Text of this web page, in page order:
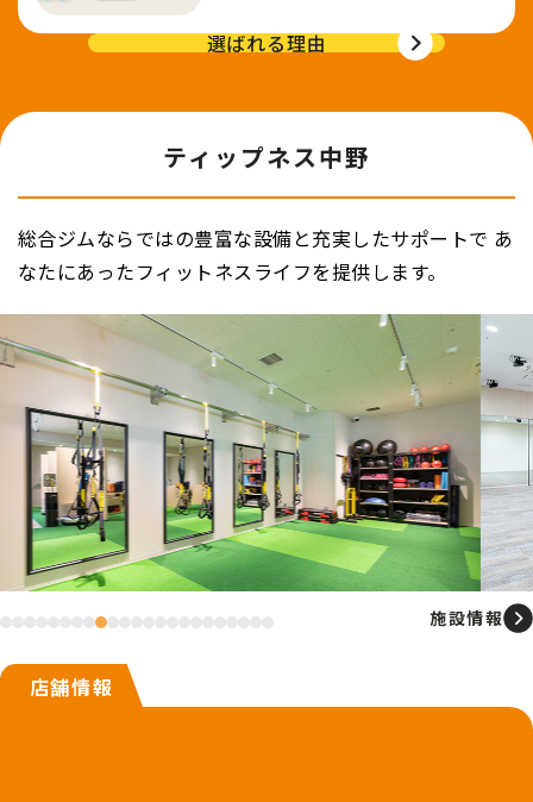
選ばれる理由
ティップネス中野
総合ジムならではの豊富な設備と充実したサポートで あ
なたにあったフィットネスライフを提供します。
施設情報